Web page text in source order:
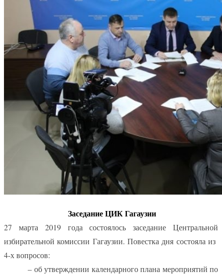
Заседание ЦИК Гагаузии
27 марта 2019 года состоялось заседание Центральной
избирательной комиссии Гагаузии. Повестка дня состояла из
4-х вопросов:
– об утверждении календарного плана мероприятий по